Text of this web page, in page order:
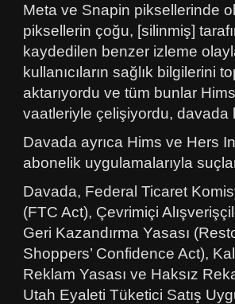
Meta ve Snapin piksellerinde
piksellerin çoğu, [silinmiş]
kaydedilen benzer izleme
kullanıcıların sağlık bilgilerini
aktarıyordu ve tüm bunlar
vaatleriyle çelişiyordu, davada
Davada ayrıca Hims ve Hers
abonelik uygulamalarıyla
Davada, Federal Ticaret
(FTC Act), Çevrimiçi
Geri Kazandırma Yasası
Shoppers’ Confidence Act),
Reklam Yasası ve Haksız
Utah Eyaleti Tüketici Satış